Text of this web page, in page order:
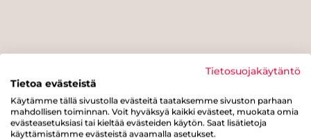
Tietosuojakäytäntö
Tietoa evästeistä
Käytämme tällä sivustolla evästeitä taataksemme sivuston parhaan
mahdollisen toiminnan. Voit hyväksyä kaikki evästeet, muokata omia
evästeasetuksiasi tai kieltää evästeiden käytön. Saat lisätietoja
käyttämistämme evästeistä avaamalla asetukset.